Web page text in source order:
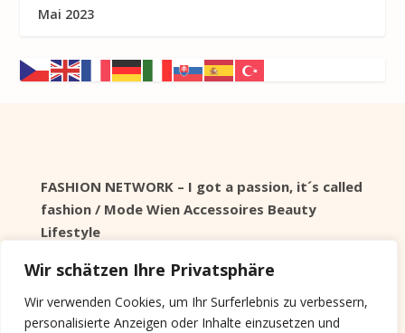
Wir schätzen Ihre Privatsphäre
Wir verwenden Cookies, um Ihr Surferlebnis zu verbessern,
personalisierte Anzeigen oder Inhalte einzusetzen und
Mai 2023
FASHION NETWORK – I got a passion, it´s called
fashion / Mode Wien Accessoires Beauty
Lifestyle
Seit 1998 online
Cookie Info